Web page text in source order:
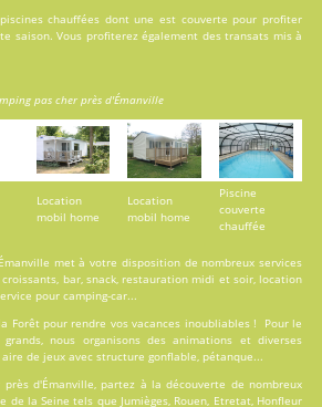
piscineschauffées dont une est couverte pour profiter
saison. Vous profiterez également des transats mis à
pas cher près d'Émanville
Location
mobil home
Location
mobil home
Piscine
couverte
chauffée
met à votre disposition de nombreux services
bar, snack, restauration midi et soir, location
pour camping-car...
Forêtpour rendre vos vacances inoubliables ! Pour le
nous organisons des animations et diverses
de jeux avec structure gonflable, pétanque...
d'Émanville, partez à la découverte de nombreux
la Seine tels que Jumièges, Rouen, Etretat, Honfleur